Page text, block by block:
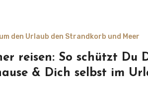
den Urlaub den Strandkorb und Meer
reisen: So schützt Du
& Dich selbst im